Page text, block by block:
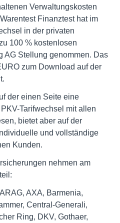
Verwaltungskosten
Finanztest hat im
in der privaten
100 % kostenlosen
AG Stellung genommen. Das
zum Download auf der
der einen Seite eine
Tarifwechsel mit allen
bietet aber auf der
und vollständige
Kunden.
nehmen am
AXA, Barmenia,
Central-Generali,
Ring, DKV, Gothaer,